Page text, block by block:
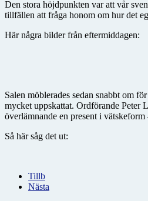
Den stora höjdpunkten var att vår
tillfällen att fråga honom om hur det
Här några bilder från eftermiddagen:
Salen möblerades sedan snabbt om
mycket uppskattat. Ordförande Peter
överlämnande en present i
Så här såg det ut:
Tillb
Nästa